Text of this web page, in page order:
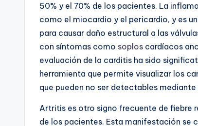
50% y el 70% de los pacientes. La
como el miocardio y el pericardio, y es
para causar daño estructural a las
con síntomas como soplos cardíacos
evaluación de la carditis ha sido
herramienta que permite visualizar los
que pueden no ser detectables
Artritis es otro signo frecuente de fiebre
de los pacientes. Esta manifestación se